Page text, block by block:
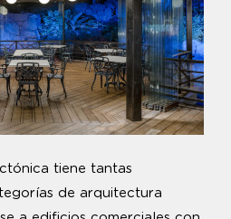
tiene tantas
de arquitectura